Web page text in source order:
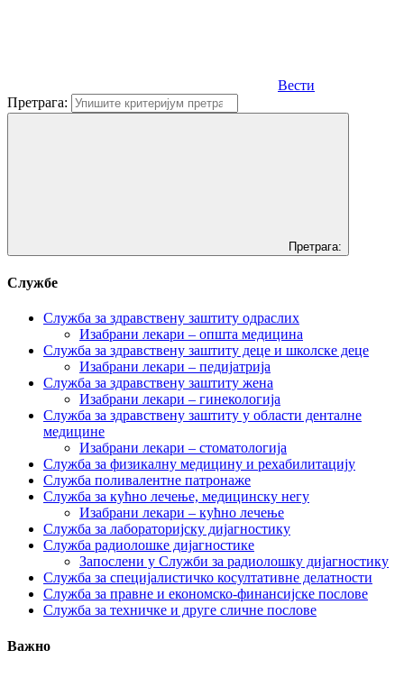
Вести
Претрага:
Претрага:
Службе
Служба за здравствену заштиту одраслих
Изабрани лекари – општа медицина
Служба за здравствену заштиту деце и школске деце
Изабрани лекари – педијатрија
Служба за здравствену заштиту жена
Изабрани лекари – гинекологија
Служба за здравствену заштиту у области денталне
медицине
Изабрани лекари – стоматологија
Служба за физикалну медицину и рехабилитацију
Служба поливалентне патронаже
Служба за кућно лечење, медицинску негу
Изабрани лекари – кућно лечење
Служба за лабораторијску дијагностику
Служба радиолошке дијагностике
Запослени у Служби за радиолошку дијагностику
Служба за специјалистичко косултативне делатности
Служба за правне и економско-финансијске послове
Служба за техничке и друге сличне послове
Важно